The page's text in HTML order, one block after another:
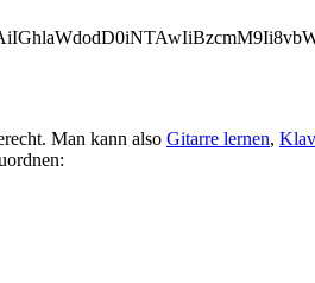
Man kann also Gitarre lernen,